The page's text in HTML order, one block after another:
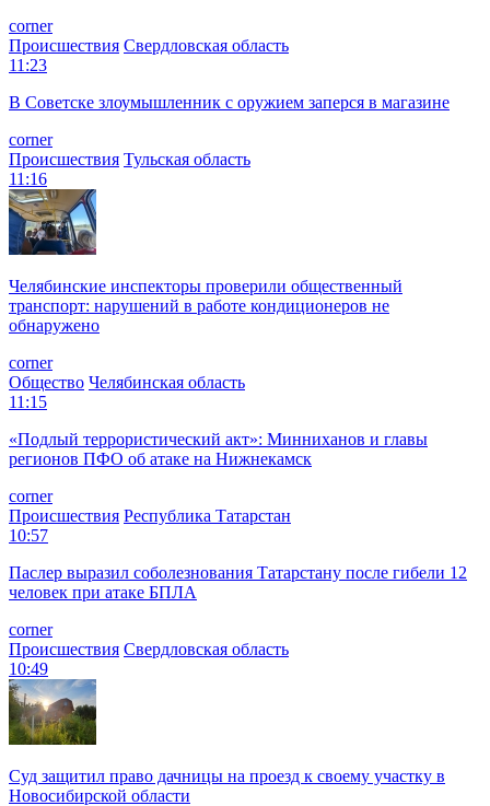
corner
Происшествия Свердловская область
11:23
В Советске злоумышленник с оружием заперся в магазине
corner
Происшествия Тульская область
11:16
Челябинские инспекторы проверили общественный
транспорт: нарушений в работе кондиционеров не
обнаружено
corner
Общество Челябинская область
11:15
«Подлый террористический акт»: Минниханов и главы
регионов ПФО об атаке на Нижнекамск
corner
Происшествия Республика Татарстан
10:57
Паслер выразил соболезнования Татарстану после гибели 12
человек при атаке БПЛА
corner
Происшествия Свердловская область
10:49
Суд защитил право дачницы на проезд к своему участку в
Новосибирской области